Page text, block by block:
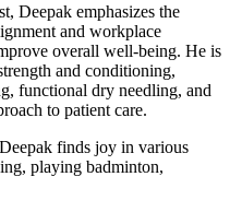
Deepak emphasizes the
and workplace
overall well-being. He is
and conditioning,
functional dry needling, and
to patient care.
finds joy in various
playing badminton,